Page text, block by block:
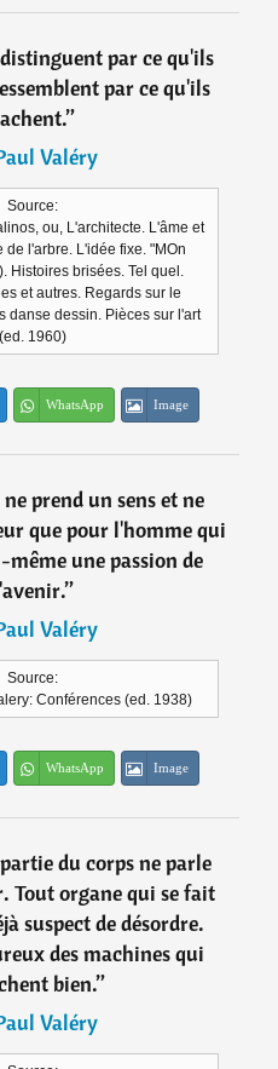
par ce qu'ils
par ce qu'ils
”
Valéry
Source:
ou, L'architecte. L'âme et
de l'arbre. L'idée fixe. "MOn
Histoires brisées. Tel quel.
et autres. Regards sur le
danse dessin. Pièces sur l'art
(ed. 1960)
WhatsApp Image
ne prend un sens et ne
que pour l'homme qui
même une passion de
”
Valéry
Source:
Conférences (ed. 1938)
WhatsApp Image
du corps ne parle
Tout organe qui se fait
suspect de désordre.
des machines qui
bien.”
Valéry